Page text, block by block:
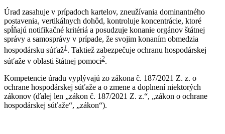
Úrad zasahuje v prípadoch kartelov, zneužívania dominantného
postavenia, vertikálnych dohôd, kontroluje koncentrácie, ktoré
spĺňajú notifikačné kritériá a posudzuje konanie orgánov štátnej
správy a samosprávy v prípade, že svojim konaním obmedzia
hospodársku súťaž1 . Taktiež zabezpečuje ochranu hospodárskej
súťaže v oblasti štátnej pomoci2.
Kompetencie úradu vyplývajú zo zákona č. 187/2021 Z. z. o
ochrane hospodárskej súťaže a o zmene a doplnení niektorých
zákonov (ďalej len „zákon č. 187/2021 Z. z.“, „zákon o ochrane
hospodárskej súťaže“, „zákon“).